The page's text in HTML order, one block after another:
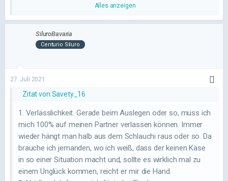
Ich denke jeder darf seine Meinung offen sagen wenn man
hier öffentlich was unterstellt wird...
Alles anzeigen
SiluroBavaria
Centurio Siluro
27. Juli 2021
Zitat von Savety_16
1. Verlässlichkeit. Gerade beim Auslegen oder so, muss ich
mich 100% auf meinen Partner verlassen können. Immer
wieder hängt man halb aus dem Schlauchi raus oder so. Da
brauche ich jemanden, wo ich weiß, dass der keinen Käse
in so einer Situation macht und, sollte es wirklich mal zu
einem Unglück kommen, reicht er mir die Hand.